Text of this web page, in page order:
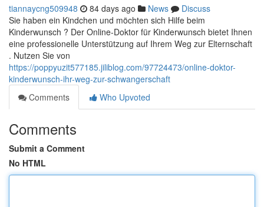
tiannaycng509948 84 days ago News
Discuss
Sie haben ein Kindchen und möchten sich Hilfe beim
Kinderwunsch ? Der Online-Doktor für Kinderwunsch bietet Ihnen
eine professionelle Unterstützung auf Ihrem Weg zur Elternschaft
. Nutzen Sie von
https://poppyuzit577185.jiliblog.com/97724473/online-doktor-
kinderwunsch-ihr-weg-zur-schwangerschaft
Comments
Who Upvoted
Comments
Submit a Comment
No HTML